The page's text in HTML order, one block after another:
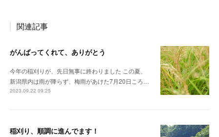
関連記事
がんばってくれて、ありがとう
今年の稲刈りが、先日無事に終わりました この夏、
新潟県内は雨が降らず、梅雨があけた7月20日ころ…
2023.09.22 09:25
稲刈り、順調に進んでます！